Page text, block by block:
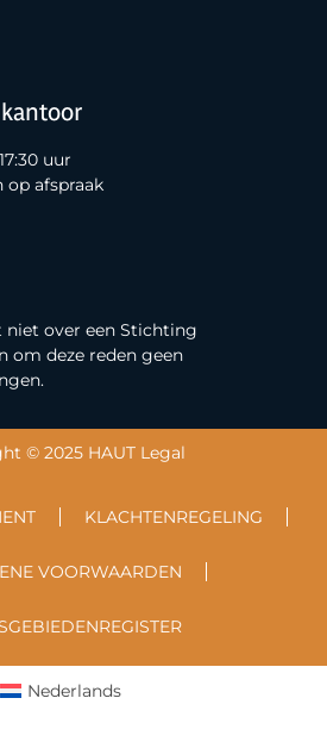
uur
afspraak
niet over een Stichting
om deze reden geen
© 2025 HAUT Legal
KLACHTENREGELING
VOORWAARDEN
Nederlands